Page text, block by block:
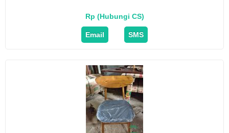
Rp (Hubungi CS)
Email SMS